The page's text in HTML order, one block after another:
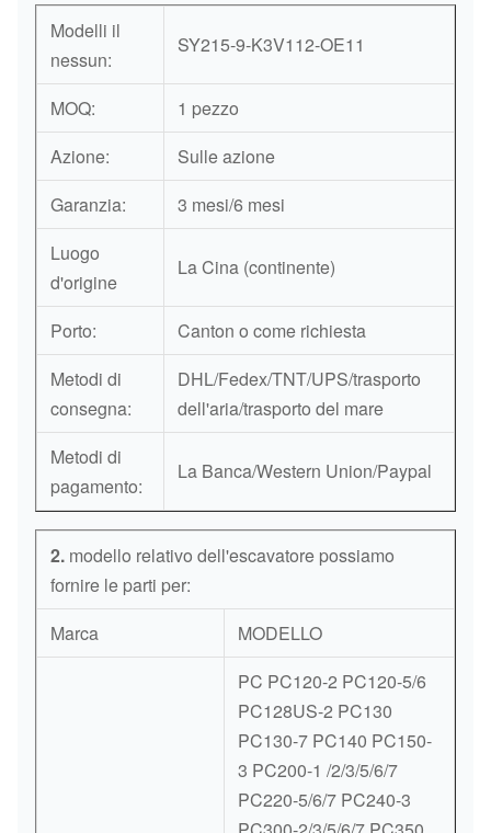
Modelli il
nessun:
SY215-9-K3V112-OE11
MOQ:
1 pezzo
Azione:
Sulle azione
Garanzia:
3 mesi/6 mesi
Luogo
d'origine
La Cina (continente)
Porto:
Canton o come richiesta
Metodi di
consegna:
DHL/Fedex/TNT/UPS/trasporto
dell'aria/trasporto del mare
Metodi di
pagamento:
La Banca/Western Union/Paypal
2. modello relativo dell'escavatore possiamo
fornire le parti per:
Marca
MODELLO
PC PC120-2 PC120-5/6
PC128US-2 PC130
PC130-7 PC140 PC150-
3 PC200-1 /2/3/5/6/7
PC220-5/6/7 PC240-3